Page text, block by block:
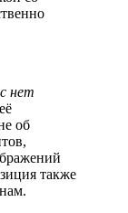
нет
об
также